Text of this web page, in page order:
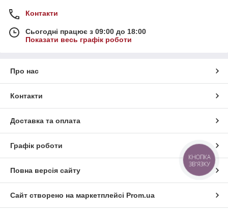
Контакти
Сьогодні працює з 09:00 до 18:00
Показати весь графік роботи
Про нас
Контакти
Доставка та оплата
Графік роботи
Повна версія сайту
Сайт створено на маркетплейсі Prom.ua
КНОПКА
ЗВ'ЯЗКУ